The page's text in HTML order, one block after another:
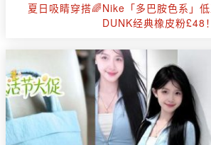
夏日吸睛穿搭🌈Nike「多巴胺色系」
DUNK经典橡皮粉£48！